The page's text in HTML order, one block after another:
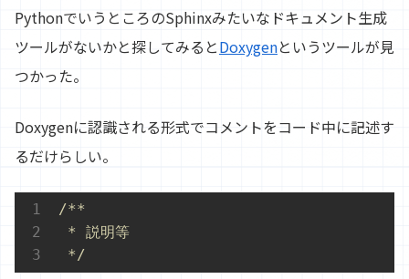
PythonでいうところのSphinxみたいなドキュメント生成
ツールがないかと探してみるとDoxygenというツールが見
つかった。
Doxygenに認識される形式でコメントをコード中に記述す
るだけらしい。
/**
* 説明等
*/